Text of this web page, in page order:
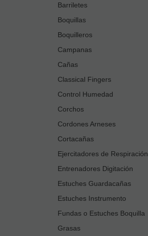
Barriletes
Boquillas
Boquilleros
Campanas
Cañas
Classical Fingers
Control Humedad
Corchos
Cordones Arneses
Cortacañas
Ejercitadores de Respiración
Entrenadores Digitación
Estuches Guardacañas
Estuches Instrumento
Fundas o Estuches Boquilla
Grasas